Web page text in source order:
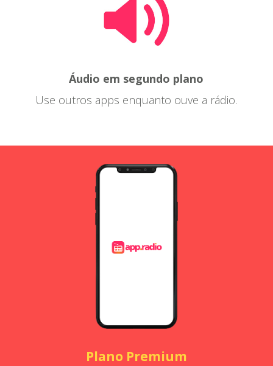
Áudio em segundo plano
Use outros apps enquanto ouve a rádio.
Plano Premium